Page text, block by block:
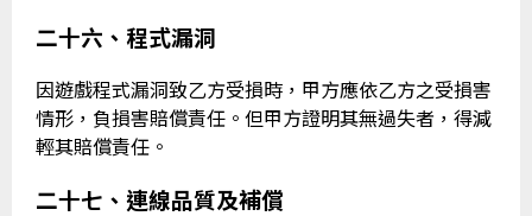
二十六、程式漏洞
因遊戲程式漏洞致乙方受損時，甲方應依乙方之受損害
情形，負損害賠償責任。但甲方證明其無過失者，得減
輕其賠償責任。
二十七、連線品質及補償